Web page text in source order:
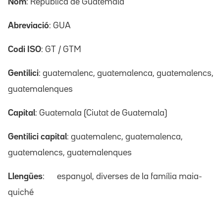
Nom: República de Guatemala
Abreviació: GUA
Codi ISO: GT / GTM
Gentilici: guatemalenc, guatemalenca, guatemalencs,
guatemalenques
Capital: Guatemala (Ciutat de Guatemala)
Gentilici capital: guatemalenc, guatemalenca,
guatemalencs, guatemalenques
Llengües:
espanyol, diverses de la família maia-
quiché